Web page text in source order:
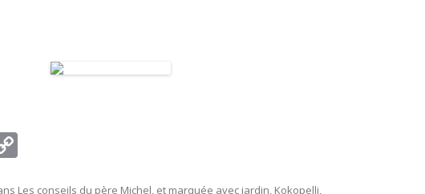
Les conseils du père Michel, et marquée avec jardin, Kokopelli,